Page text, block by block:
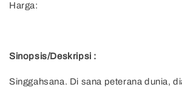
Harga:
Sinopsis/Deskripsi :
Singgahsana. Di sana peterana dunia,